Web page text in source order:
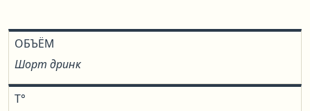
ОБЪЁМ
Шорт дринк
T°